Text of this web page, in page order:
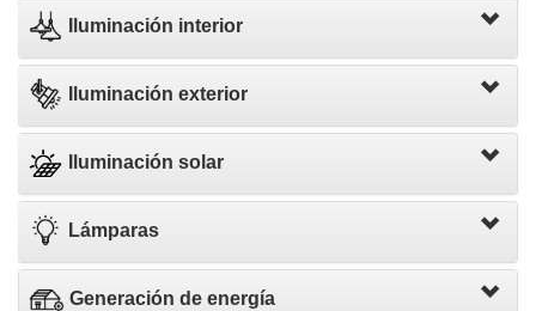
Iluminación interior
Iluminación exterior
Iluminación solar
Lámparas
Generación de energía